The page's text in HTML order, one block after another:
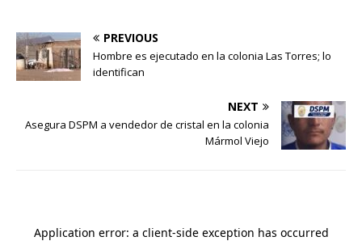
PREVIOUS
Hombre es ejecutado en la colonia Las Torres; lo
identifican
NEXT
Asegura DSPM a vendedor de cristal en la colonia
Mármol Viejo